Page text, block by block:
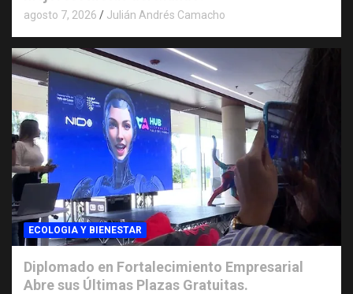
agosto 7, 2026 Julián Andrés Camacho
ECOLOGIA Y BIENESTAR
Diplomado en Fortalecimiento Empresarial
Abre sus Últimas Plazas Gratuitas.